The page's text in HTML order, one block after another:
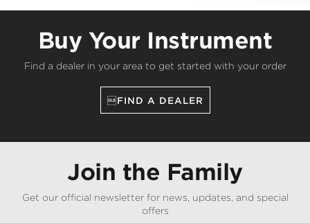
Buy Your Instrument
Find a dealer in your area to get started with your order
FIND A DEALER
Join the Family
Get our official newsletter for news, updates, and special
offers